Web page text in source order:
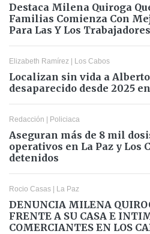
Destaca Milena Quiroga
Familias Comienza Con
Para Las Y Los Trabajadores
Elizabeth Ramírez | Los Cabos
Localizan sin vida a
desaparecido desde 2025
Redacción | Policiaca
Aseguran más de 8 mil
operativos en La Paz y Los
detenidos
Rocio Casas | La Paz
DENUNCIA MILENA
FRENTE A SU CASA E
COMERCIANTES EN LOS